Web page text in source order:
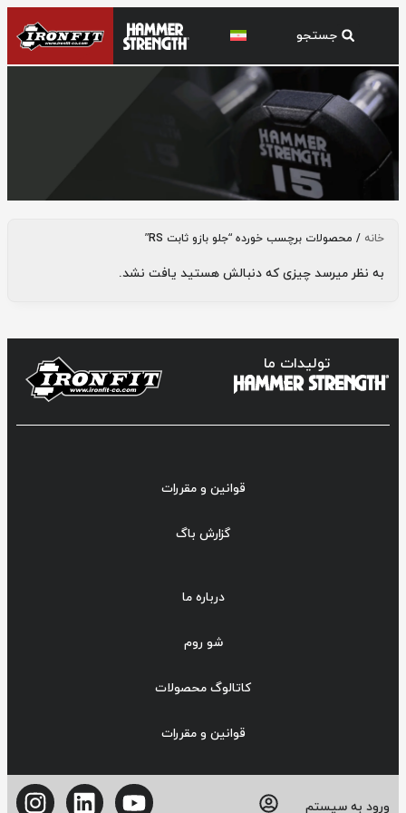
جلو بازو ثابت RSخانه / محصولات برچسب خورده “جلو بازو ثابت RS”
به نظر میرسد چیزی که دنبالش هستید یافت نشد.
تولیدات ما
قوانین و مقررات
گزارش باگ
درباره ما
شو روم
کاتالوگ محصولات
قوانین و مقررات
ورود به سیستم